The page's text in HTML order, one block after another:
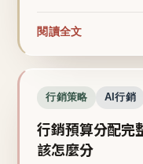
閱讀全文
行銷策略 AI行銷
行銷預算分配完
該怎麼分